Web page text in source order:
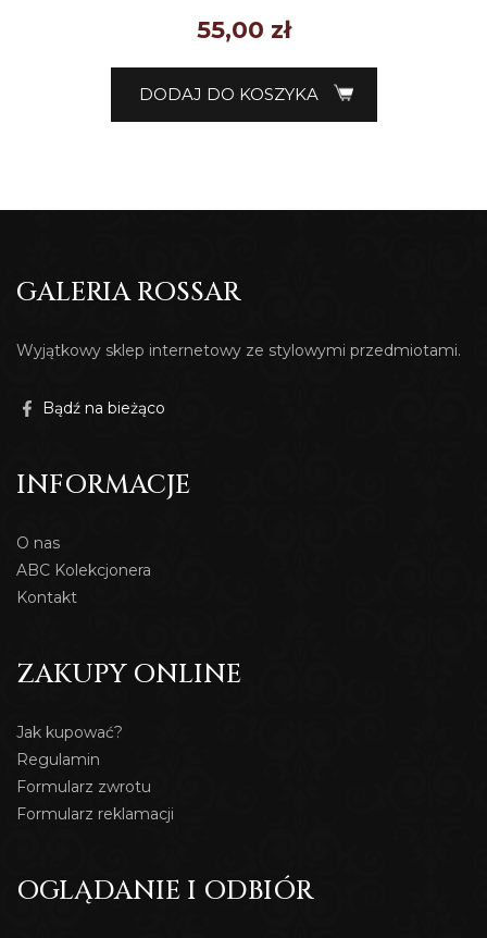
55,00 zł
DODAJ DO KOSZYKA
GALERIA ROSSAR
Wyjątkowy sklep internetowy ze stylowymi przedmiotami.
Bądź na bieżąco
INFORMACJE
O nas
ABC Kolekcjonera
Kontakt
ZAKUPY ONLINE
Jak kupować?
Regulamin
Formularz zwrotu
Formularz reklamacji
OGLĄDANIE I ODBIÓR